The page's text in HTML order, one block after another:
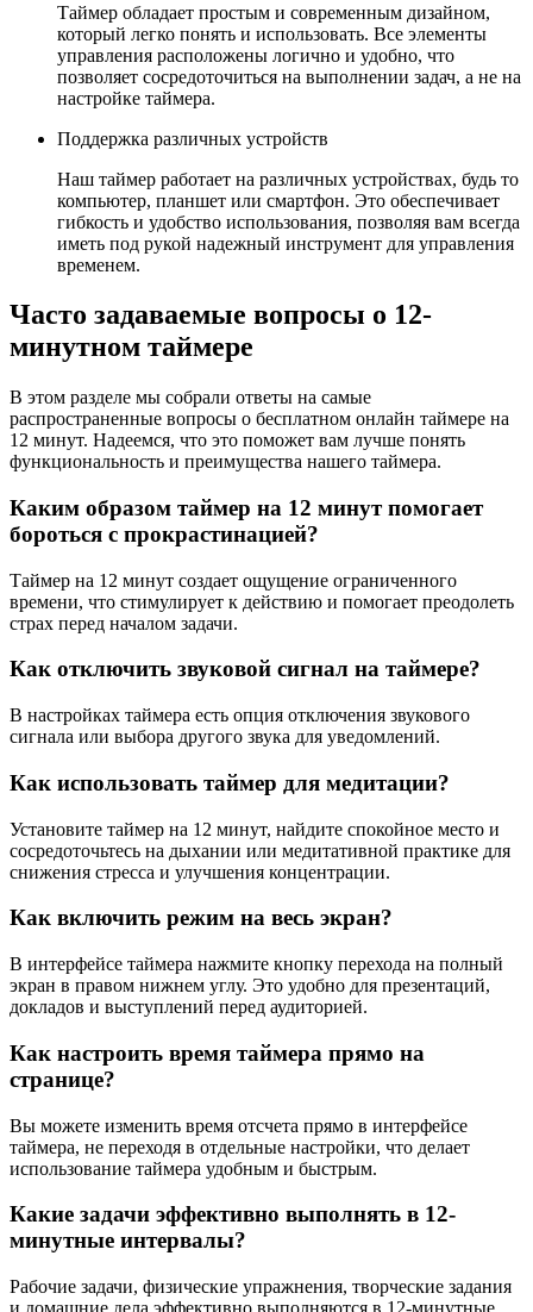
Таймер обладает простым и современным дизайном,
который легко понять и использовать. Все элементы
управления расположены логично и удобно, что
позволяет сосредоточиться на выполнении задач, а не на
настройке таймера.
Поддержка различных устройств
Наш таймер работает на различных устройствах, будь то
компьютер, планшет или смартфон. Это обеспечивает
гибкость и удобство использования, позволяя вам всегда
иметь под рукой надежный инструмент для управления
временем.
Часто задаваемые вопросы о 12-
минутном таймере
В этом разделе мы собрали ответы на самые
распространенные вопросы о бесплатном онлайн таймере на
12 минут. Надеемся, что это поможет вам лучше понять
функциональность и преимущества нашего таймера.
Каким образом таймер на 12 минут помогает
бороться с прокрастинацией?
Таймер на 12 минут создает ощущение ограниченного
времени, что стимулирует к действию и помогает преодолеть
страх перед началом задачи.
Как отключить звуковой сигнал на таймере?
В настройках таймера есть опция отключения звукового
сигнала или выбора другого звука для уведомлений.
Как использовать таймер для медитации?
Установите таймер на 12 минут, найдите спокойное место и
сосредоточьтесь на дыхании или медитативной практике для
снижения стресса и улучшения концентрации.
Как включить режим на весь экран?
В интерфейсе таймера нажмите кнопку перехода на полный
экран в правом нижнем углу. Это удобно для презентаций,
докладов и выступлений перед аудиторией.
Как настроить время таймера прямо на
странице?
Вы можете изменить время отсчета прямо в интерфейсе
таймера, не переходя в отдельные настройки, что делает
использование таймера удобным и быстрым.
Какие задачи эффективно выполнять в 12-
минутные интервалы?
Рабочие задачи, физические упражнения, творческие задания
и домашние дела эффективно выполняются в 12-минутные